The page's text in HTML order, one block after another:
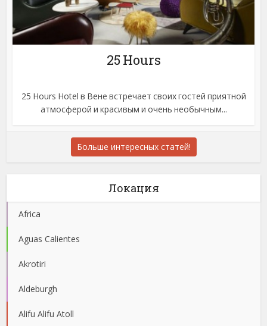
25 Hours
25 Hours Hotel в Вене встречает своих гостей приятной
атмосферой и красивым и очень необычным...
Больше интересных статей!
Локация
Africa
Aguas Calientes
Akrotiri
Aldeburgh
Alifu Alifu Atoll